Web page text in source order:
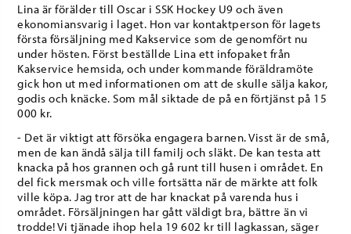
Lina är förälder till Oscar i SSK Hockey U9 och även
ekonomiansvarig i laget. Hon var kontaktperson för lagets
första försäljning med Kakservice som de genomfört nu
under hösten. Först beställde Lina ett infopaket från
Kakservice hemsida, och under kommande föräldramöte
gick hon ut med informationen om att de skulle sälja kakor,
godis och knäcke. Som mål siktade de på en förtjänst på 15
000 kr.
- Det är viktigt att försöka engagera barnen. Visst är de små,
men de kan ändå sälja till familj och släkt. De kan testa att
knacka på hos grannen och gå runt till husen i området. En
del fick mersmak och ville fortsätta när de märkte att folk
ville köpa. Jag tror att de har knackat på varenda hus i
området. Försäljningen har gått väldigt bra, bättre än vi
trodde! Vi tjänade ihop hela 19 602 kr till lagkassan, säger